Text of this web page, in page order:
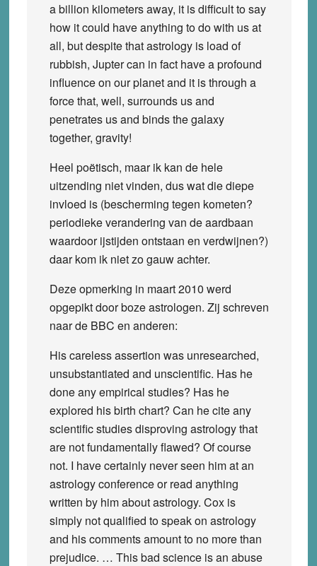
a billion kilometers away, it is difficult to say
how it could have anything to do with us at
all, but despite that astrology is load of
rubbish, Jupter can in fact have a profound
influence on our planet and it is through a
force that, well, surrounds us and
penetrates us and binds the galaxy
together, gravity!
Heel poëtisch, maar ik kan de hele
uitzending niet vinden, dus wat die diepe
invloed is (bescherming tegen kometen?
periodieke verandering van de aardbaan
waardoor ijstijden ontstaan en verdwijnen?)
daar kom ik niet zo gauw achter.
Deze opmerking in maart 2010 werd
opgepikt door boze astrologen. Zij schreven
naar de BBC en anderen:
His careless assertion was unresearched,
unsubstantiated and unscientific. Has he
done any empirical studies? Has he
explored his birth chart? Can he cite any
scientific studies disproving astrology that
are not fundamentally flawed? Of course
not. I have certainly never seen him at an
astrology conference or read anything
written by him about astrology. Cox is
simply not qualified to speak on astrology
and his comments amount to no more than
prejudice. … This bad science is an abuse